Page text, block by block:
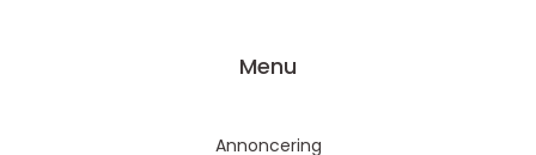
Menu
Annoncering